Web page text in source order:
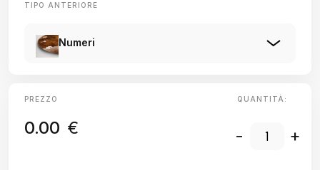
TIPO ANTERIORE
Numeri
PREZZO
0.00 €
QUANTITÀ:
- +